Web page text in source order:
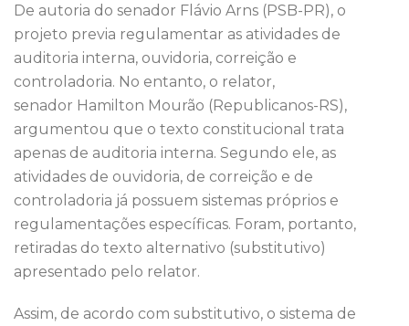
De autoria do senador Flávio Arns (PSB-PR), o
projeto previa regulamentar as atividades de
auditoria interna, ouvidoria, correição e
controladoria. No entanto, o relator,
senador Hamilton Mourão (Republicanos-RS),
argumentou que o texto constitucional trata
apenas de auditoria interna. Segundo ele, as
atividades de ouvidoria, de correição e de
controladoria já possuem sistemas próprios e
regulamentações específicas. Foram, portanto,
retiradas do texto alternativo (substitutivo)
apresentado pelo relator.
Assim, de acordo com substitutivo, o sistema de